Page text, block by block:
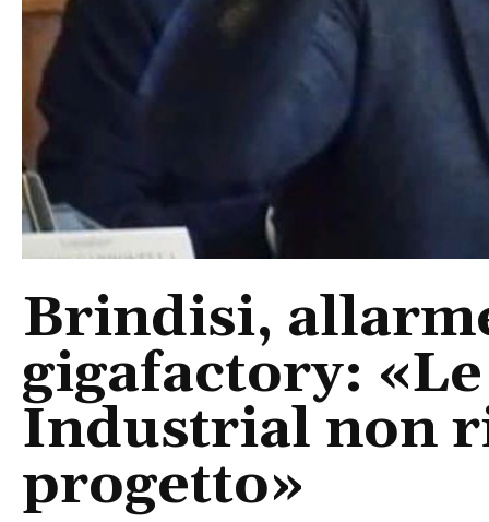
Brindisi,
gigafactory:
Industrial non
progetto»